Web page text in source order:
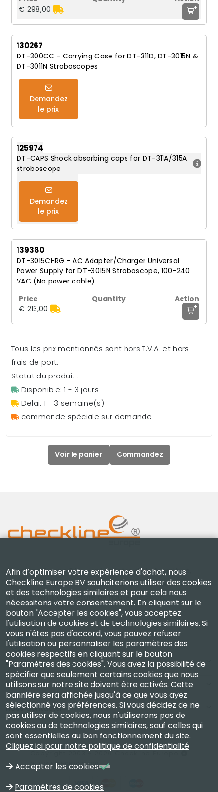
€ 298,00 +
130267
DT-300CC - Carrying Case for DT-311D, DT-3015N &
DT-3011N Stroboscopes
Demandez
le prix
125974
DT-CAPS Shock absorbing caps for DT-311A/315A
stroboscope
Demandez
le prix
139380
DT-3015CHRG - AC Adapter/Charger Universal
Power Supply for DT-3015N Stroboscope, 100-240
VAC (No power cable)
€ 213,00 +
Tous les prix mentionnés sont hors T.V.A. et hors
frais de port.
Statut du produit :
Disponible: 1 - 3 jours
Delai: 1 - 3 semaine(s)
commande spéciale sur demande
Voir le panier Commandez
Checkline Europe B.V. — spécialistes de la fourniture,
de l'étalonnage, de la certification et de la réparation
d'instruments de mesure de haute précision.
Entreprise
Compte
Nous Contacter
Copyright 2003 - 2026 Checkline Europe
N° TVA NL850630721B01
Afin d’optimiser votre expérience d'achat, nous
Checkline Europe BV souhaiterions utiliser des cookies
et des technologies similaires et pour cela nous
nécessitons votre consentement. En cliquant sur le
bouton "Accepter les cookies", vous acceptez
l'utilisation de cookies et de technologies similaires. Si
vous n'êtes pas d'accord, vous pouvez refuser
l'utilisation ou personnaliser les paramètres des
cookies respectifs en cliquant sur le bouton
"Paramètres des cookies". Vous avez la possibilité de
spécifier que seulement certains cookies que nous
utilisons sur notre site doivent être activés. Cette
bannière sera affichée jusqu'à ce que vous ayez
sélectionné vos préférences. Si vous décidez de ne
pas utiliser de cookies, nous n'utiliserons pas de
cookies ou de technologies similaires, sauf celles qui
sont essentielles au bon fonctionnement du site.
Cliquez ici pour notre politique de confidentialité
Accepter les cookies
Paramètres de cookies